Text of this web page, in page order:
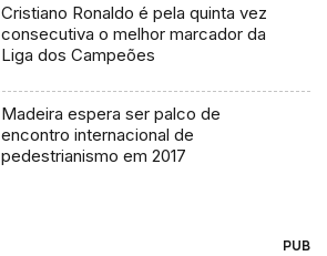
Cristiano Ronaldo é pela quinta vez
consecutiva o melhor marcador da
Liga dos Campeões
Madeira espera ser palco de
encontro internacional de
pedestrianismo em 2017
PUB